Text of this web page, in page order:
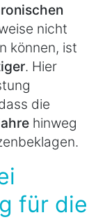
nicht
können, ist
. Hier
die
hinweg
beklagen.
für die